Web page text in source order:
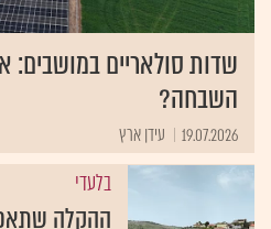
שדות סולאריים במושבים:
השבחה?
19.07.2026 עידן ארץ
בלעדי
ההקלה